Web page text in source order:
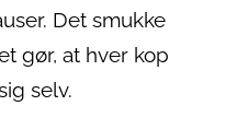
Det smukke
gør, at hver kop
selv.